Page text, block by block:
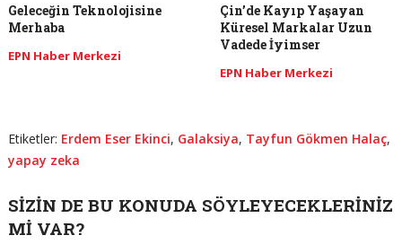
Geleceğin Teknolojisine
Merhaba
EPN Haber Merkezi
Çin’de Kayıp Yaşayan
Küresel Markalar Uzun
Vadede İyimser
EPN Haber Merkezi
Etiketler: Erdem Eser Ekinci, Galaksiya, Tayfun Gökmen Halaç,
yapay zeka
SIZIN DE BU KONUDA SÖYLEYECEKLERINIZ
MI VAR?